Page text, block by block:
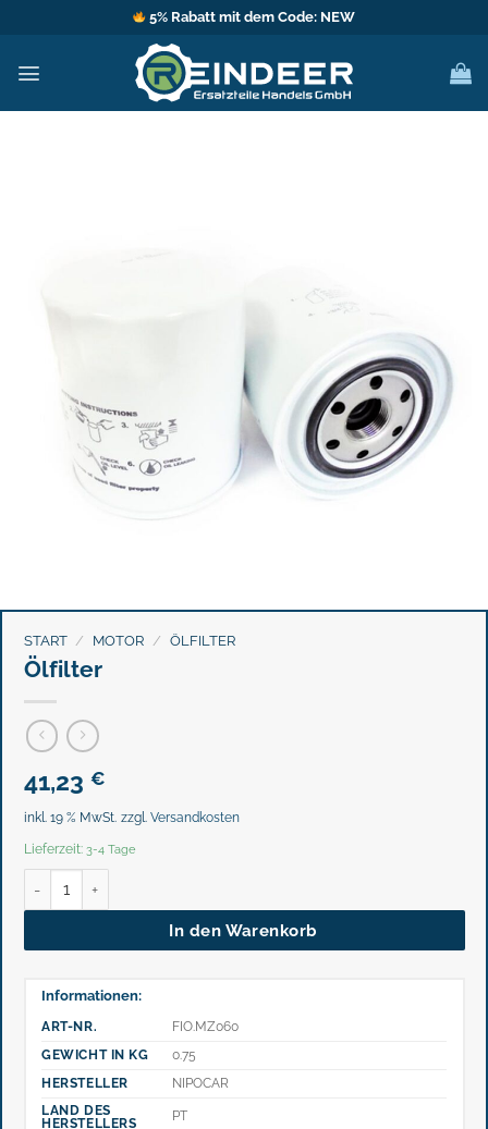
springen
5% Rabatt mit dem Code: NEW
START / MOTOR / ÖLFILTER
Ölfilter
41,23 €
inkl. 19 % MwSt. zzgl. Versandkosten
Lieferzeit: 3-4 Tage
In den Warenkorb
Informationen:
ART-NR.
FIO.MZ060
GEWICHT IN KG
0.75
HERSTELLER
NIPOCAR
LAND DES
HERSTELLERS
PT